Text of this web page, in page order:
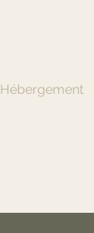
Hébergement